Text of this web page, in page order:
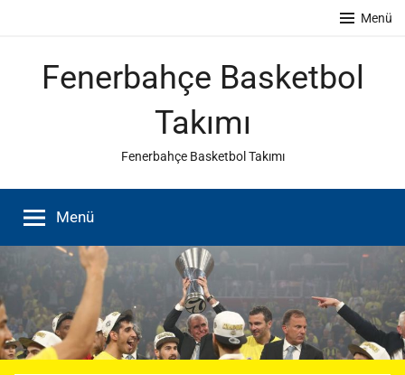
Menü
Fenerbahçe Basketbol
Takımı
Fenerbahçe Basketbol Takımı
Menü